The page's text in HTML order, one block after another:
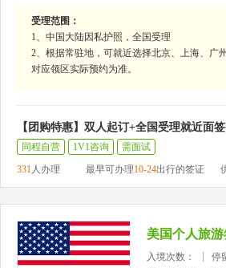
受理范围：
1、中国大陆因私护照，全国受理
2、根据常驻地，可就近选择北京、上海、广
对应领区实际预约为准。
【团购特惠】双人起订+全国受理就近面
同程自营
1V1咨询
需面试
331人办理 最早可办理10-24出行的签证
美国个人旅
入境次数：
停